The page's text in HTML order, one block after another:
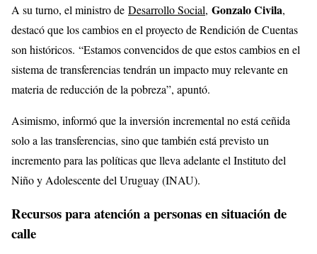
A su turno, el ministro de Desarrollo Social, Gonzalo Civila,
destacó que los cambios en el proyecto de Rendición de Cuentas
son históricos. “Estamos convencidos de que estos cambios en el
sistema de transferencias tendrán un impacto muy relevante en
materia de reducción de la pobreza”, apuntó.
Asimismo, informó que la inversión incremental no está ceñida
solo a las transferencias, sino que también está previsto un
incremento para las políticas que lleva adelante el Instituto del
Niño y Adolescente del Uruguay (INAU).
Recursos para atención a personas en situación de
calle